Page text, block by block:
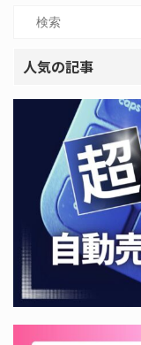
人気の記事